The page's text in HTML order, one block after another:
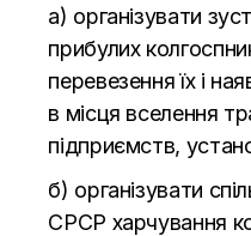
а) організувати
прибулих
перевезення їх і
в місця вселення
підприємств,
б) організувати
СРСР харчування